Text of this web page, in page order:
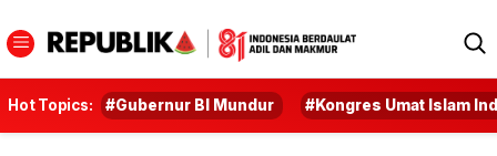
Hot Topics: #Gubernur BI Mundur #Kongres Umat Islam